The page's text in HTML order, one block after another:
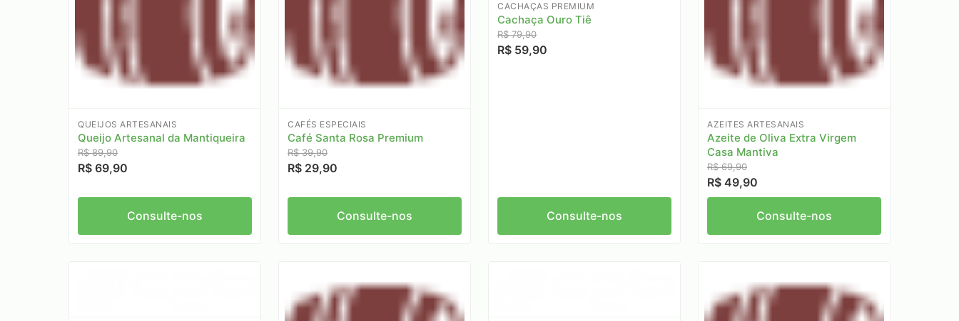
QUEIJOS ARTESANAIS
Queijo Artesanal da Mantiqueira
R$ 89,90
R$ 69,90
Consulte-nos
CAFÉS ESPECIAIS
Café Santa Rosa Premium
R$ 39,90
R$ 29,90
Consulte-nos
CACHAÇAS PREMIUM
Cachaça Ouro Tiê
R$ 79,90
R$ 59,90
Consulte-nos
AZEITES ARTESANAIS
Azeite de Oliva Extra Virgem
Casa Mantiva
R$ 69,90
R$ 49,90
Consulte-nos